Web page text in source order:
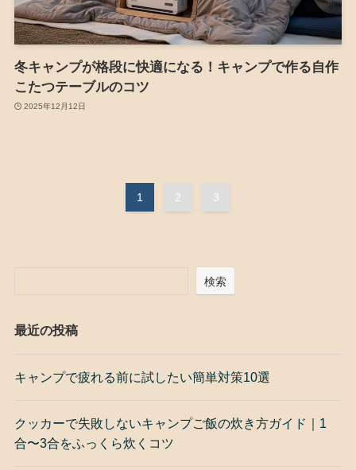
冬キャンプが格段に快適になる！キャンプで作る自作
こたつテーブルのコツ
2025年12月12日
1 2 3
検索
最近の投稿
キャンプで疲れる前に試したい簡単対策10選
クッカーで失敗しないキャンプご飯の炊き方ガイド｜1
合〜3合をふっくら炊くコツ